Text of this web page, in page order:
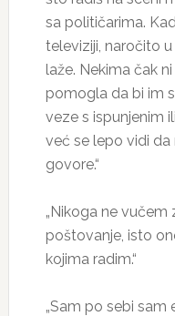
sa političarima.
televiziji, naročito
laže. Nekima čak
pomogla da bi im
veze s ispunjenim
već se lepo vidi da
govore.“
„Nikoga ne vučem
poštovanje, isto
kojima radim.“
„Sam po sebi sam